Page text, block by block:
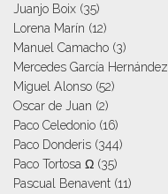
Juanjo Boix (35)
Lorena Marín (12)
Manuel Camacho (3)
Mercedes García Hernández
Miguel Alonso (52)
Oscar de Juan (2)
Paco Celedonio (16)
Paco Donderis (344)
Paco Tortosa Ω (35)
Pascual Benavent (11)